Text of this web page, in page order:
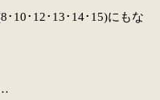
･10･12･13･14･15)にもな